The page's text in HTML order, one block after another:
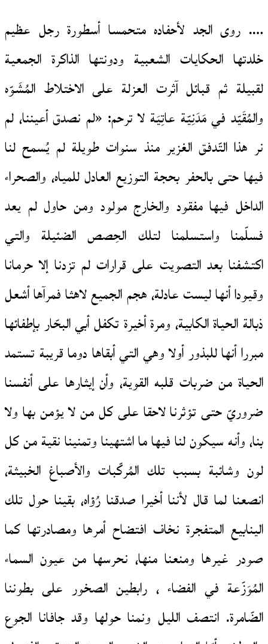
…. روى الجد لأحفاده متحمسا أسطورة رجل عظيم
خلدتها الحكايات الشعبية ودونتها الذاكرة الجمعية
لقبيلة ثم قبائل آثرت العزلة على الاختلاط المُشَوّه
والمُقَيّد في مَدَنِيّة عاتِيَة لا ترحم: «لم نصدق أعيننا، لم
نر هذا التّدفق الغزير منذ سنوات طويلة لم يُسمح لنا
فيها حتى بالحفر بحجة التوزيع العادل للمياه، والصحراء
الداخل فيها مفقود والخارج مولود ومن حاول لم يعد
فسلّمنا واستسلمنا لتلك الحِصص الضئيلة والتي
اكتشفنا بعد التصويت على قرارات لم تزدنا إلا حرمانا
وقيودا أنها ليست عادلة، هجم الجميع لاهثا فمرآها أشعل
ذبالة الحياة الكابية، ومرة أخيرة تكفل أبي البحّار بإطفائها
مبررا أنها للبذور أولا وهي التي أبقاها دوما قريبة تستمد
الحياة من ضربات قلبه القوية، وأن إيثارها على أنفسنا
ضروريّ حتى تؤثرنا لاحقا على كل من لا يؤمن بها ولا
بنا، وأنه سيكون لنا فيها ما اشتهينا وتمنينا نقية من كل
لون وشائبة بسبب تلك المُركّبات والأصباغ الخبيثة،
انصعنا لما قال لأننا أخيرا صدقنا رُؤاه، بقينا حول تلك
الينابيع المتفجرة نخاف افتضاح أمرها ومصادرتها كما
صودر غيرها ومنعنا منها، نحرسها من عيون السماء
المُوَزّعة في الفضاء ، رابطين الصخور على بطوننا
الضّامرة. انتصف الليل ونمنا حولها وقد جافانا الجوع